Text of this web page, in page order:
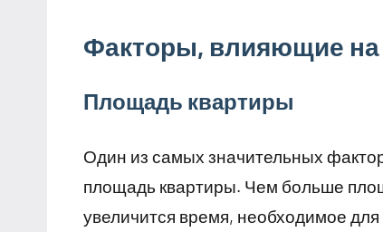
Факторы, влияющие на
Площадь квартиры
Один из самых значительных
площадь квартиры. Чем больше
увеличится время, необходимое